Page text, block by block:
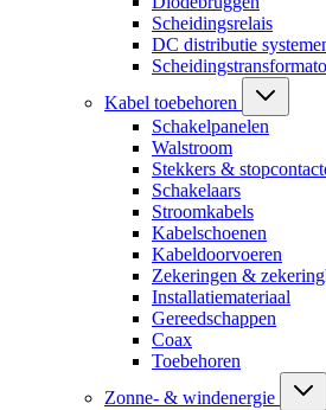
Scheidingsrelais
DC distributie
Kabel toebehoren
Schakelpanelen
Walstroom
Stekkers &
Schakelaars
Stroomkabels
Kabelschoenen
Kabeldoorvoeren
Zekeringen &
Installatiemateriaal
Gereedschappen
Coax
Toebehoren
Zonne- & windenergie